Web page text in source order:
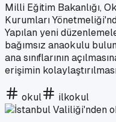
Milli Eğitim Bakanlığı,
Kurumları
Yapılan yeni
bağımsız anaokulu
ana sınıflarının
erişimin
okul ilkokul